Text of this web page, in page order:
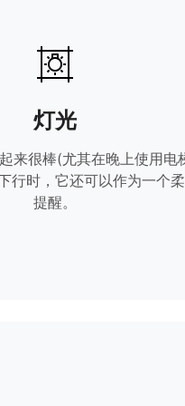
灯光
来很棒(尤其在晚上使用电
行时，它还可以作为一个
提醒。